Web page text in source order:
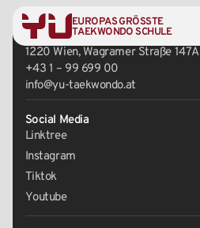
EUROPAS GRÖSSTE
TAEKWONDO SCHULE
Zentrale
1220 Wien, Wagramer Straße 147A
+43 1 – 99 699 00
info@yu-taekwondo.at
Social Media
Linktree
Instagram
Tiktok
Youtube